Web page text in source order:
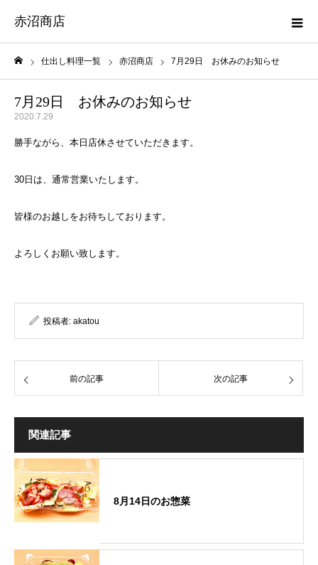
赤沼商店
仕出し料理一覧 赤沼商店 7月29日 お休みのお知らせ
7月29日 お休みのお知らせ
2020.7.29
勝手ながら、本日店休させていただきます。
30日は、通常営業いたします。
皆様のお越しをお待ちしております。
よろしくお願い致します。
投稿者: akatou
前の記事 次の記事
関連記事
8月14日のお惣菜